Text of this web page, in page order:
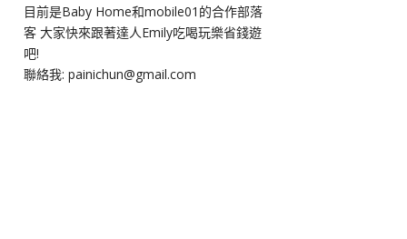
目前是Baby Home和mobile01的合作部落
客 大家快來跟著達人Emily吃喝玩樂省錢遊
吧!
聯絡我: painichun@gmail.com